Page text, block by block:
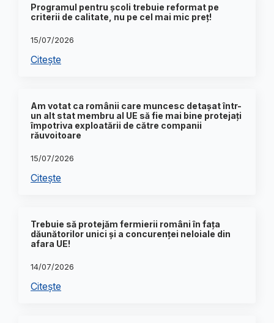
Programul pentru școli trebuie reformat pe
criterii de calitate, nu pe cel mai mic preț!
15/07/2026
Citește
Am votat ca românii care muncesc detașat într-
un alt stat membru al UE să fie mai bine protejați
împotriva exploatării de către companii
răuvoitoare
15/07/2026
Citește
Trebuie să protejăm fermierii români în fața
dăunătorilor unici și a concurenței neloiale din
afara UE!
14/07/2026
Citește